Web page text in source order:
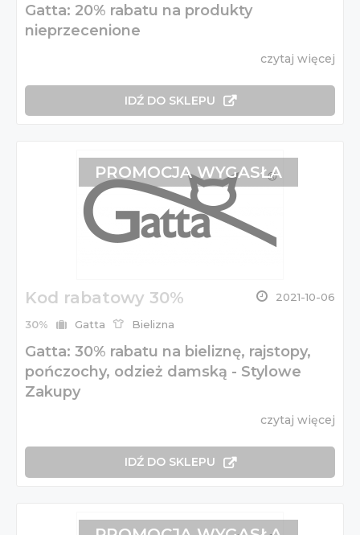
Gatta: 20% rabatu na produkty
nieprzecenione
czytaj więcej
IDŹ DO SKLEPU
Kod rabatowy 30% 2021-10-06
30% Gatta Bielizna
Gatta: 30% rabatu na bieliznę, rajstopy,
pończochy, odzież damską - Stylowe
Zakupy
czytaj więcej
IDŹ DO SKLEPU
PROMOCJA WYGASŁA